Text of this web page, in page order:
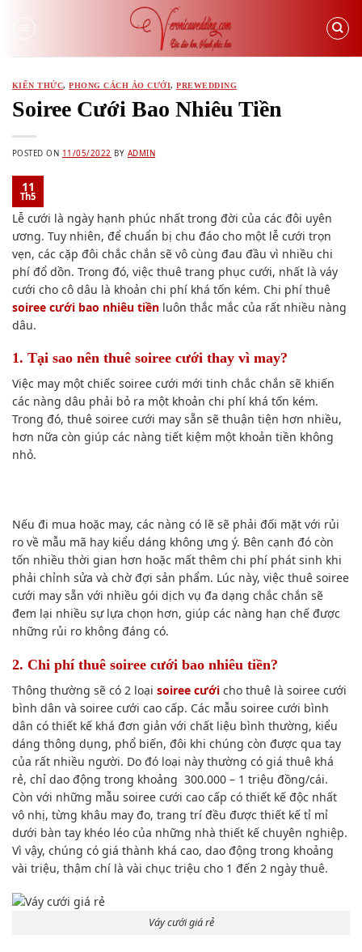
KIẾN THỨC,PHONG CÁCH ÁO CƯỚI,PREWEDDING
Soiree Cưới Bao Nhiêu Tiền
POSTED ON 11/05/2022 BY ADMIN
11
Th5
Lễ cưới là ngày hạnh phúc nhất trong đời của các đôi uyên
ương. Tuy nhiên, để chuẩn bị chu đáo cho một lễ cưới trọn
vẹn, các cặp đôi chắc chắn sẽ vô cùng đau đầu vì nhiều chi
phí đổ dồn. Trong đó, việc thuê trang phục cưới, nhất là váy
cưới cho cô dâu là khoản chi phí khá tốn kém. Chi phí thuê
soiree cưới bao nhiêu tiền luôn thắc mắc của rất nhiều nàng
dâu.
1. Tại sao nên thuê soiree cưới thay vì may?
Việc may một chiếc soiree cưới mới tinh chắc chắn sẽ khiến
các nàng dâu phải bỏ ra một khoản chi phí khá tốn kém.
Trong đó, thuê soiree cưới may sẵn sẽ thuận tiện hơn nhiều,
hơn nữa còn giúp các nàng tiết kiệm một khoản tiền không
nhỏ.
Nếu đi mua hoặc may, các nàng có lẽ sẽ phải đối mặt với rủi
ro về mẫu mã hay kiểu dáng không ưng ý. Bên cạnh đó còn
tốn nhiều thời gian hơn hoặc mất thêm chi phí phát sinh khi
phải chỉnh sửa và chờ đợi sản phẩm. Lúc này, việc thuê soiree
cưới may sẵn với nhiều gói dịch vụ đa dạng chắc chắn sẽ
đem lại nhiều sự lựa chọn hơn, giúp các nàng hạn chế được
những rủi ro không đáng có.
2. Chi phí thuê soiree cưới bao nhiêu tiền?
Thông thường sẽ có 2 loại soiree cưới cho thuê là soiree cưới
bình dân và soiree cưới cao cấp. Các mẫu soiree cưới bình
dân có thiết kế khá đơn giản với chất liệu bình thường, kiểu
dáng thông dụng, phổ biến, đôi khi chúng còn được qua tay
của rất nhiều người. Do đó loại này thường có giá thuê khá
rẻ, chỉ dao động trong khoảng 300.000 – 1 triệu đồng/cái.
Còn với những mẫu soiree cưới cao cấp có thiết kế độc nhất
vô nhị, từng khâu may đo, trang trí đều được thiết kế tỉ mỉ
dưới bàn tay khéo léo của những nhà thiết kế chuyên nghiệp.
Vì vậy, chúng có giá thành khá cao, dao động trong khoảng
vài triệu, thậm chí là vài chục triệu cho 1 đến 2 ngày thuê.
Váy cưới giá rẻ